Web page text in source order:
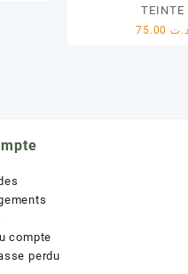
TEINTE
د.ت75.00
compte
perdu